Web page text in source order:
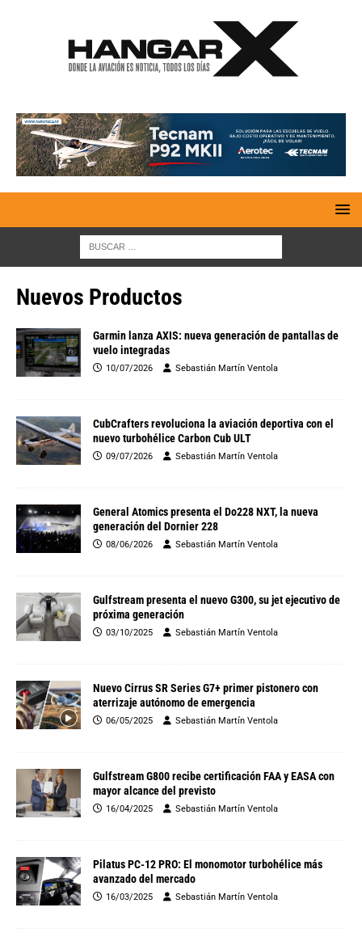
Nuevos Productos
Garmin lanza AXIS: nueva generación de pantallas de
vuelo integradas
10/07/2026 Sebastián Martín Ventola
CubCrafters revoluciona la aviación deportiva con el
nuevo turbohélice Carbon Cub ULT
09/07/2026 Sebastián Martín Ventola
General Atomics presenta el Do228 NXT, la nueva
generación del Dornier 228
08/06/2026 Sebastián Martín Ventola
Gulfstream presenta el nuevo G300, su jet ejecutivo de
próxima generación
03/10/2025 Sebastián Martín Ventola
Nuevo Cirrus SR Series G7+ primer pistonero con
aterrizaje autónomo de emergencia
06/05/2025 Sebastián Martín Ventola
Gulfstream G800 recibe certificación FAA y EASA con
mayor alcance del previsto
16/04/2025 Sebastián Martín Ventola
Pilatus PC-12 PRO: El monomotor turbohélice más
avanzado del mercado
16/03/2025 Sebastián Martín Ventola